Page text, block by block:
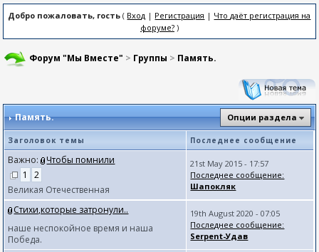
Добро пожаловать, гость ( Вход | Регистрация | Что даёт регистрация на
форуме?)
Форум "Мы Вместе" > Группы > Память.
Память. Опции раздела
Заголовок темы Последнее сообщение
Важно: Чтобы помнили
1
2
Великая Отечественная
21st May 2015 - 17:57
Последнее сообщение:
Шапокляк
Стихи,которые затронули..
наше неспокойное время и наша
Победа.
19th August 2020 - 07:05
Последнее сообщение:
Serpent-Удав